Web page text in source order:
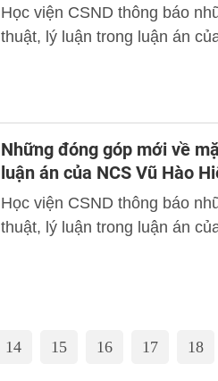
Học viện CSND thông báo
thuật, lý luận trong luận án
Những đóng góp mới về
luận án của NCS Vũ Hào
Học viện CSND thông báo
thuật, lý luận trong luận án
14 15 16 17 18